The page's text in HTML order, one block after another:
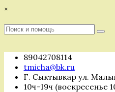
Перейти
содержимому
×
Поиск
Поиск
89042708114
tmicha@bk.ru
Г. Сыктывкар ул.
10ч-19ч (воскресенье